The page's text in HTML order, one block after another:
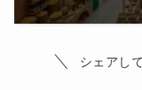
シェアし